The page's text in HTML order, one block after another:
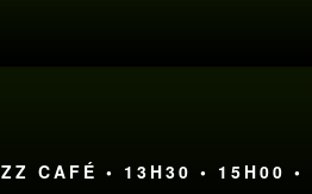
CAFÉ • 13H30 • 15H00 •